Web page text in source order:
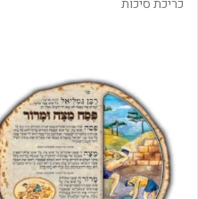
כריכת סיכות